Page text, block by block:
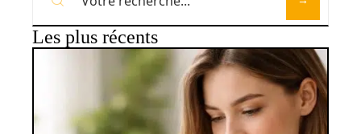
Les plus récents